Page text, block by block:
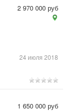
24 июля 2018
2 970 000 руб
1 650 000 руб